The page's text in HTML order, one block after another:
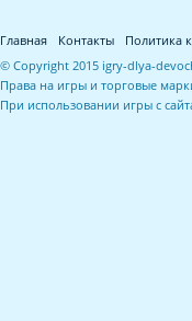
Главная Контакты
Политика
© Copyright 2015 igry-dlya-
Права на игры и торговые
При использовании игры с